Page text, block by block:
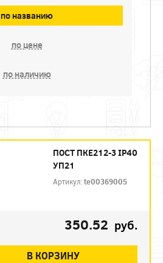
по названию
по цене
по наличию
ПОСТ ПКЕ212-3 IP40
УП21
Артикул:te00369005
350.52 руб.
В КОРЗИНУ